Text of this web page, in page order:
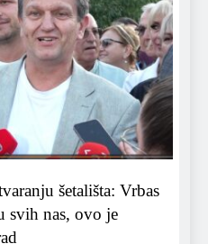
šetališta: Vrbas
svih nas, ovo je